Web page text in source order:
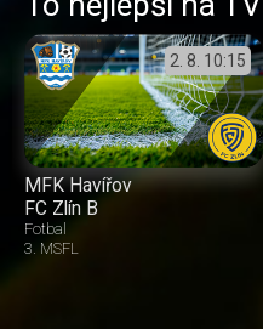
2. 8. 10:15
MFK Havířov
FC Zlín B
Fotbal
3. MSFL